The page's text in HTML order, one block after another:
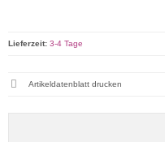
Lieferzeit: 3-4 Tage
Artikeldatenblatt drucken